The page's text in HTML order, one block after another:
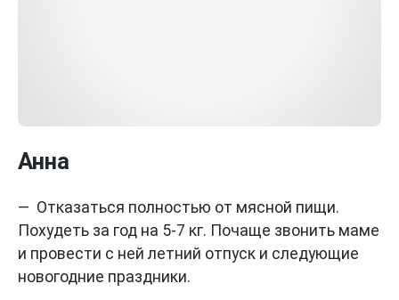
Анна
— Отказаться полностью от мясной пищи.
Похудеть за год на 5-7 кг. Почаще звонить маме
и провести с ней летний отпуск и следующие
новогодние праздники.